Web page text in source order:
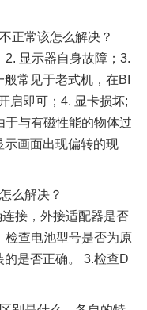
正常该怎么解决？
2. 显示器自身故障；3.
常见于老式机，在BI
启即可；4. 显卡损坏;
于与有磁性能的物体过
示画面出现偏转的现
么解决？
接，外接适配器是否
检查电池型号是否为原
是否正确。 3.检查D